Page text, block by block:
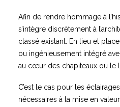
Afin de rendre hommage à
s’intègre discrètement à
classé existant. En lieu et
ou ingénieusement intégré
au cœur des chapiteaux ou le
C’est le cas pour les
nécessaires à la mise en